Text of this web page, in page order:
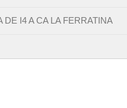
DE I4 A CA LA FERRATINA